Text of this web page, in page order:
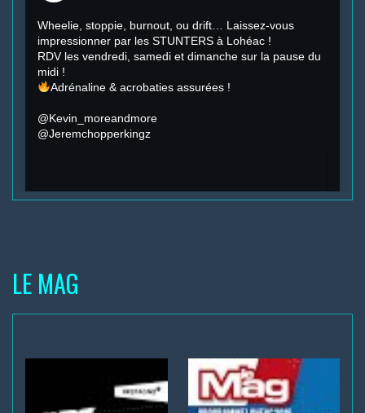
Wheelie, stoppie, burnout, ou drift… Laissez-vous
impressionner par les STUNTERS à Lohéac !
RDV les vendredi, samedi et dimanche sur la pause du
midi !
Adrénaline & acrobaties assurées !
@Kevin_moreandmore
@Jeremchopperkingz
LE MAG